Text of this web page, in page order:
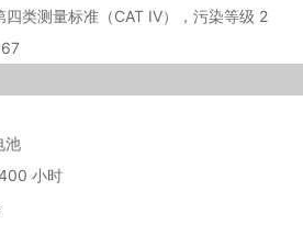
类测量标准（CAT IV），污染等级 2
池
小时